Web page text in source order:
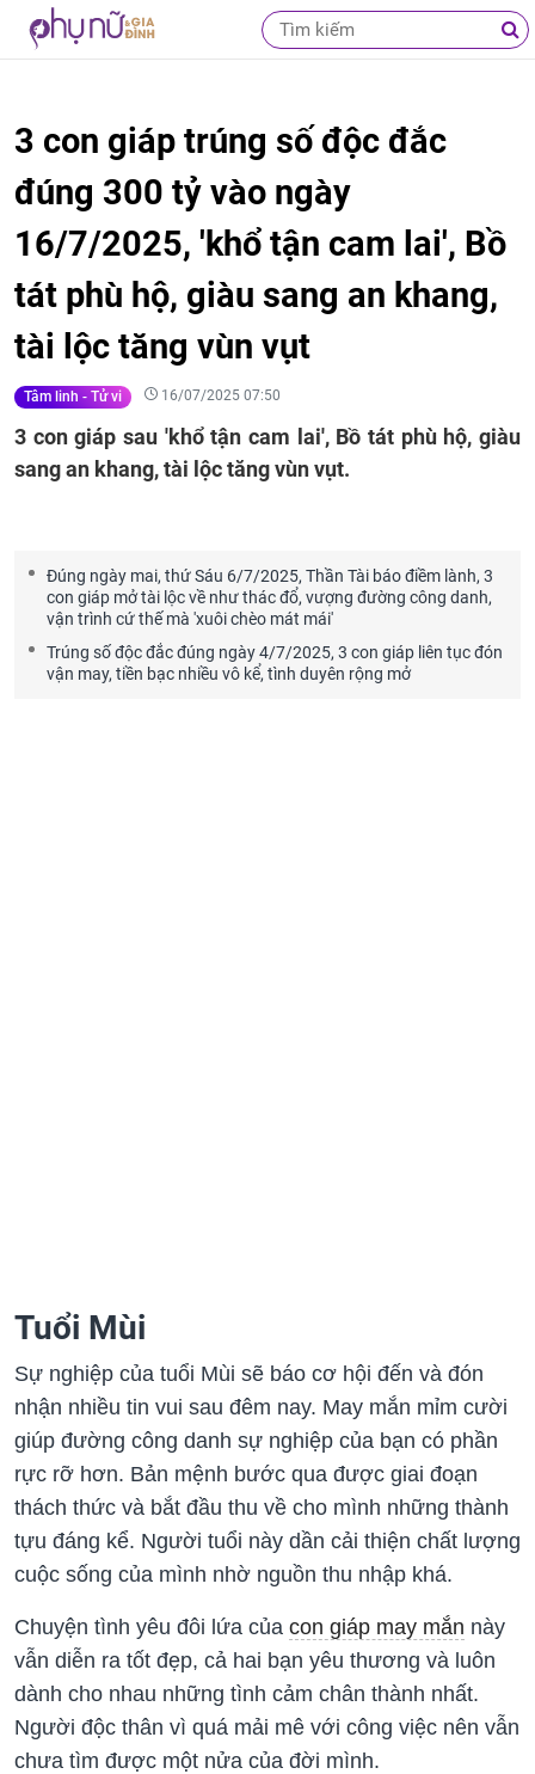
3 con giáp trúng số độc đắc
đúng 300 tỷ vào ngày
16/7/2025, 'khổ tận cam lai', Bồ
tát phù hộ, giàu sang an khang,
tài lộc tăng vùn vụt
Tâm linh - Tử vi 16/07/2025 07:50
3 con giáp sau 'khổ tận cam lai', Bồ tát phù hộ, giàu
sang an khang, tài lộc tăng vùn vụt.
Đúng ngày mai, thứ Sáu 6/7/2025, Thần Tài báo điềm lành, 3
con giáp mở tài lộc về như thác đổ, vượng đường công danh,
vận trình cứ thế mà 'xuôi chèo mát mái'
Trúng số độc đắc đúng ngày 4/7/2025, 3 con giáp liên tục đón
vận may, tiền bạc nhiều vô kể, tình duyên rộng mở
Tuổi Mùi
Sự nghiệp của tuổi Mùi sẽ‏‏ báo cơ hội đến và đón
nhận nhiều tin vui sau đêm nay. May mắn mỉm cười
giúp đường công danh sự nghiệp của bạn có phần
rực rỡ hơn. Bản mệnh bước qua được giai đoạn
thách thức và bắt đầu thu về cho mình những thành
tựu đáng kể.‏ Người tuổi này dần cải thiện chất lượng
cuộc sống của mình nhờ nguồn thu nhập khá.
Chuyện tình yêu đôi lứa của con giáp may mắn này
vẫn diễn ra tốt đẹp, cả hai bạn yêu thương và luôn
dành cho nhau những tình cảm chân thành nhất.
Người độc thân vì quá mải mê với công việc nên vẫn
chưa tìm được một nửa của đời mình.